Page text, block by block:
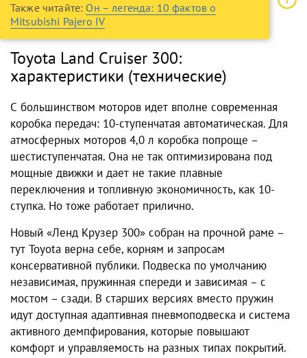
Также читайте: Он – легенда: 10 фактов о
Mitsubishi Pajero IV
Toyota Land Cruiser 300:
характеристики (технические)
С большинством моторов идет вполне современная
коробка передач: 10-ступенчатая автоматическая. Для
атмосферных моторов 4,0 л коробка попроще –
шестиступенчатая. Она не так оптимизирована под
мощные движки и дает не такие плавные
переключения и топливную экономичность, как 10-
ступка. Но тоже работает прилично.
Новый «Ленд Крузер 300» собран на прочной раме –
тут Toyota верна себе, корням и запросам
консервативной публики. Подвеска по умолчанию
независимая, пружинная спереди и зависимая – с
мостом – сзади. В старших версиях вместо пружин
идут доступная адаптивная пневмоподвеска и система
активного демпфирования, которые повышают
комфорт и управляемость на разных типах покрытий.